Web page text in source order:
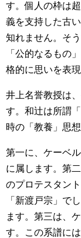
す。個人の枠は
義を支持した古
知れません。そ
「公的なるもの
格的に思いを表
井上名誉教授は
す。和辻は所謂
時の「教養」思
第一に、ケーベ
に属します。第
のプロテスタン
「新渡戸宗」で
ます。第三は、
す。この系譜に